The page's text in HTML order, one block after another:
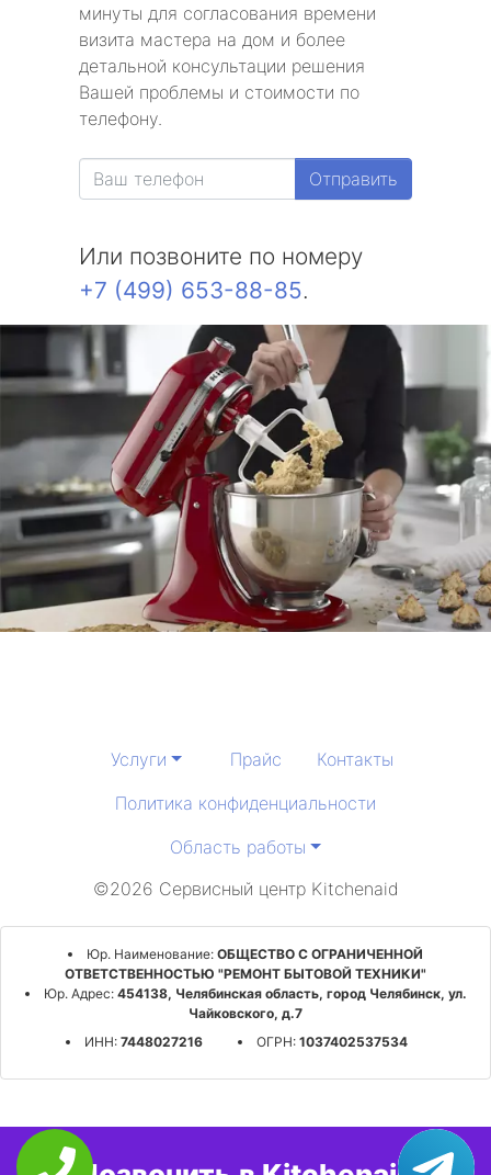
минуты для согласования времени
визита мастера на дом и более
детальной консультации решения
Вашей проблемы и стоимости по
телефону.
Отправить
Или позвоните по номеру
+7 (499) 653-88-85.
Услуги Прайс
Контакты
Политика конфиденциальности
Область работы
©2026 Сервисный центр Kitchenaid
Юр. Наименование: ОБЩЕСТВО С ОГРАНИЧЕННОЙ
ОТВЕТСТВЕННОСТЬЮ "РЕМОНТ БЫТОВОЙ ТЕХНИКИ"
Юр. Адрес:454138, Челябинская область, город Челябинск, ул.
Чайковского, д.7
ИНН: 7448027216 ОГРН: 1037402537534